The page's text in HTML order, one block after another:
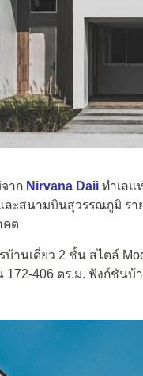
าก Nirvana Daii ทำเลแ
ละสนามบินสุวรรณภูมิ ร
คต
รบ้านเดี่ยว 2 ชั้น สไตล์
172-406 ตร.ม. ฟังก์ชัน